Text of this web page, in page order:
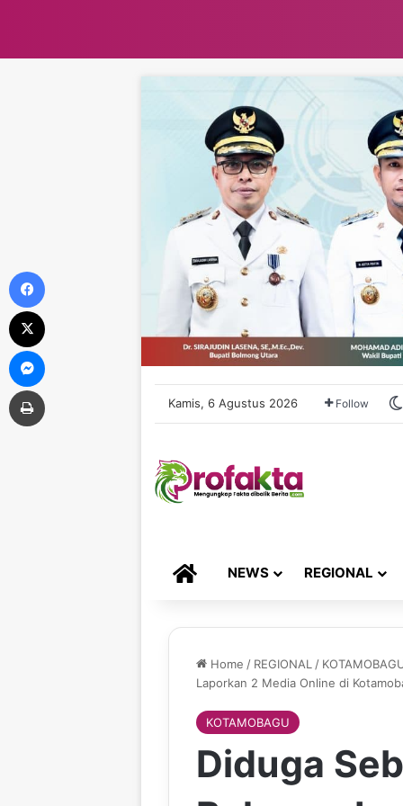
Kamis, 6 Agustus 2026 Follow
HOMENEWS REGIONAL
Home / REGIONAL /
Laporkan 2 Media Online di
KOTAMOBAGU
Diduga